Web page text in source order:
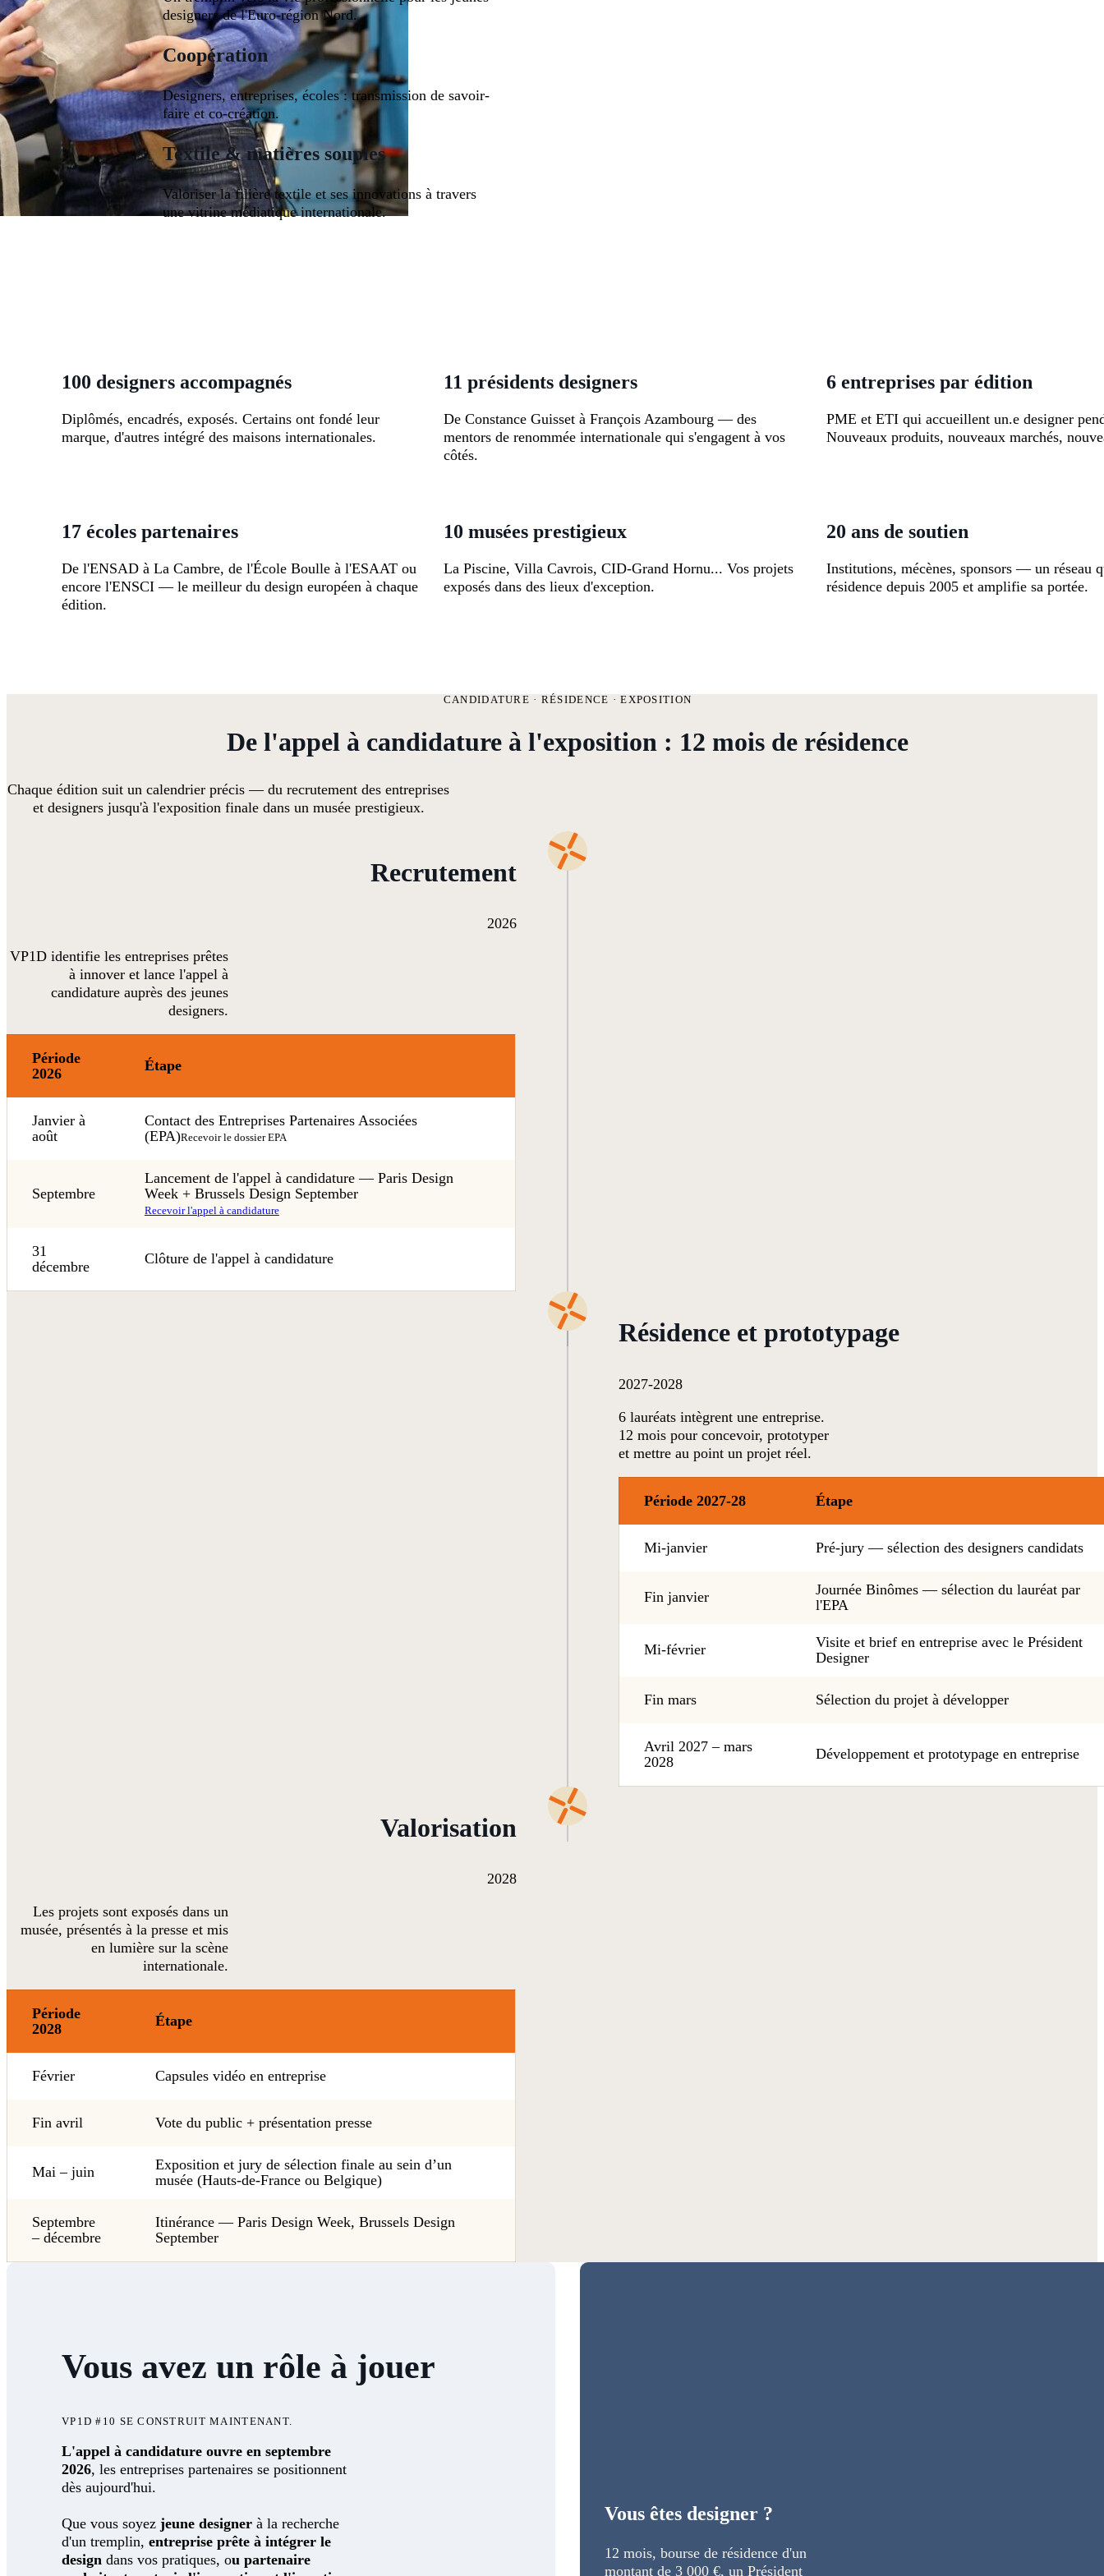
designers de l'Euro-région Nord.
Coopération
Designers, entreprises, écoles : transmission de savoir-
faire et co-création.
Textile & matières souples
Valoriser la filière textile et ses innovations à travers
une vitrine médiatique internationale.
100 designers accompagnés
Diplômés, encadrés, exposés. Certains ont fondé leur
marque, d'autres intégré des maisons internationales.
11 présidents designers
De Constance Guisset à François Azambourg — des
mentors de renommée internationale qui s'engagent à vos
côtés.
6 entreprises par édition
PME et ETI qui accueillent un.e designer
Nouveaux produits, nouveaux marchés,
17 écoles partenaires
De l'ENSAD à La Cambre, de l'École Boulle à l'ESAAT ou
encore l'ENSCI — le meilleur du design européen à chaque
édition.
10 musées prestigieux
La Piscine, Villa Cavrois, CID-Grand Hornu... Vos projets
exposés dans des lieux d'exception.
20 ans de soutien
Institutions, mécènes, sponsors — un réseau
résidence depuis 2005 et amplifie sa portée.
CANDIDATURE · RÉSIDENCE · EXPOSITION
De l'appel à candidature à l'exposition : 12 mois de résidence
Chaque édition suit un calendrier précis — du recrutement des entreprises
et designers jusqu'à l'exposition finale dans un musée prestigieux.
Recrutement
2026
VP1D identifie les entreprises prêtes
à innover et lance l'appel à
candidature auprès des jeunes
designers.
Période
2026
Étape
Janvier à
août
Contact des Entreprises Partenaires Associées
(EPA)Recevoir le dossier EPA
Septembre
Lancement de l'appel à candidature — Paris Design
Week + Brussels Design September
Recevoir l'appel à candidature
31
décembre
Clôture de l'appel à candidature
Résidence et prototypage
2027-2028
6 lauréats intègrent une entreprise.
12 mois pour concevoir, prototyper
et mettre au point un projet réel.
Période 2027-28 Étape
Mi-janvier Pré-jury — sélection des designers candidats
Fin janvier
Journée Binômes — sélection du lauréat par
l'EPA
Mi-février
Visite et brief en entreprise avec le Président
Designer
Fin mars Sélection du projet à développer
Avril 2027 – mars
2028
Développement et prototypage en entreprise
Valorisation
2028
Les projets sont exposés dans un
musée, présentés à la presse et mis
en lumière sur la scène
internationale.
Période
2028
Étape
Février Capsules vidéo en entreprise
Fin avril Vote du public + présentation presse
Mai – juin
Exposition et jury de sélection finale au sein d’un
musée (Hauts-de-France ou Belgique)
Septembre
– décembre
Itinérance — Paris Design Week, Brussels Design
September
Vous avez un rôle à jouer
VP1D #10 SE CONSTRUIT MAINTENANT.
L'appel à candidature ouvre en septembre
2026, les entreprises partenaires se positionnent
dès aujourd'hui.
Que vous soyez jeune designer à la recherche
d'un tremplin, entreprise prête à intégrer le
designdans vos pratiques, ou partenaire
Vous êtes designer ?
12 mois, bourse de résidence d'un
montant de 3 000 €, un Président